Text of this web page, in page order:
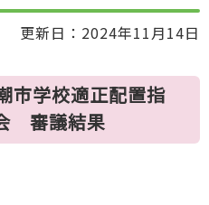
更新日：2024年11月14日
市学校適正配置指
審議結果